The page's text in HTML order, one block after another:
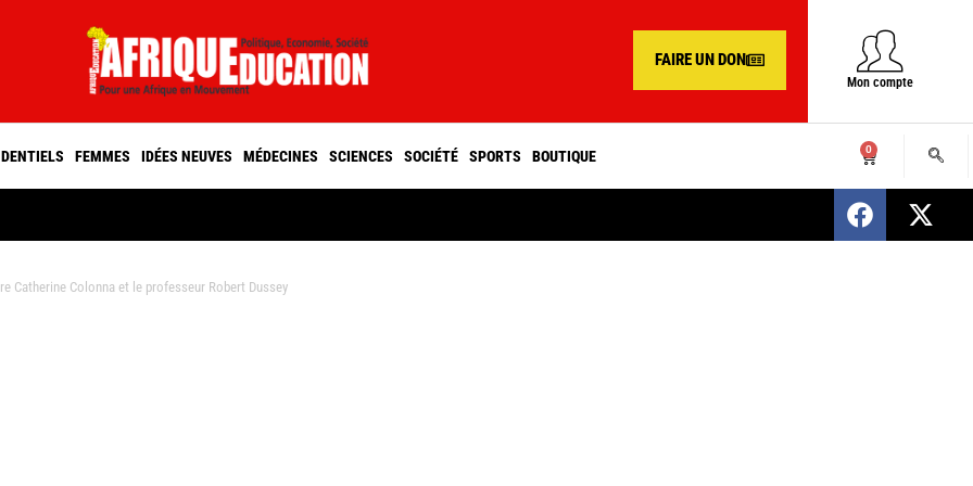
FAIRE UN DON
Mon compte
FEMMES IDÉES NEUVES MÉDECINES SCIENCES SOCIÉTÉ SPORTS BOUTIQUE 0
SENEGAL : Nomination d’un nouveau
Catherine Colonna et le professeur Robert Dussey